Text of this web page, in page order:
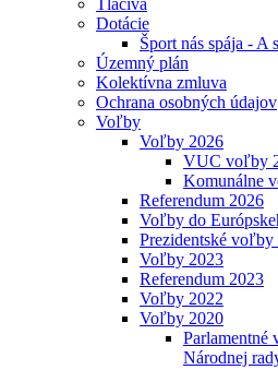
Tlačivá
Dotácie
Šport nás spája - A
Územný plán
Kolektívna zmluva
Ochrana osobných údajov
Voľby
Voľby 2026
VUC voľby
Komunálne
Referendum 2026
Voľby do
Prezidentské voľby
Voľby 2023
Referendum 2023
Voľby 2022
Voľby 2020
Národnej